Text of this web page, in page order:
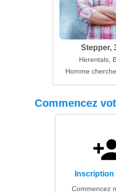
Stepper,
Herentals,
Homme
Commencez
Commencez